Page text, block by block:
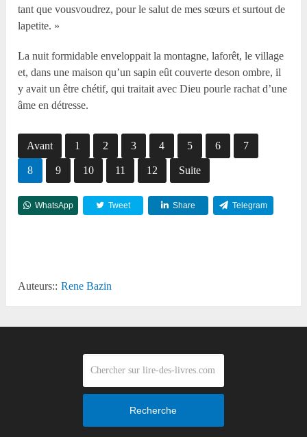
tant que vousvoudrez, pour le salut de mes sœurs et surtout de
lapetite. »
La nuit formidable enveloppait la montagne, laforêt, le village
et, dans une maison qu’un sapin eût couverte deson ombre, il
y avait un être chétif, qui traitait avec Dieu pourle rachat d’une
âme en détresse.
Avant 1 2 3 4 5 6 7
8 9 10 11 12 Suite
WhatsApp Tweet Share Telegram
Auteurs:: Rene Bazin
Recherche